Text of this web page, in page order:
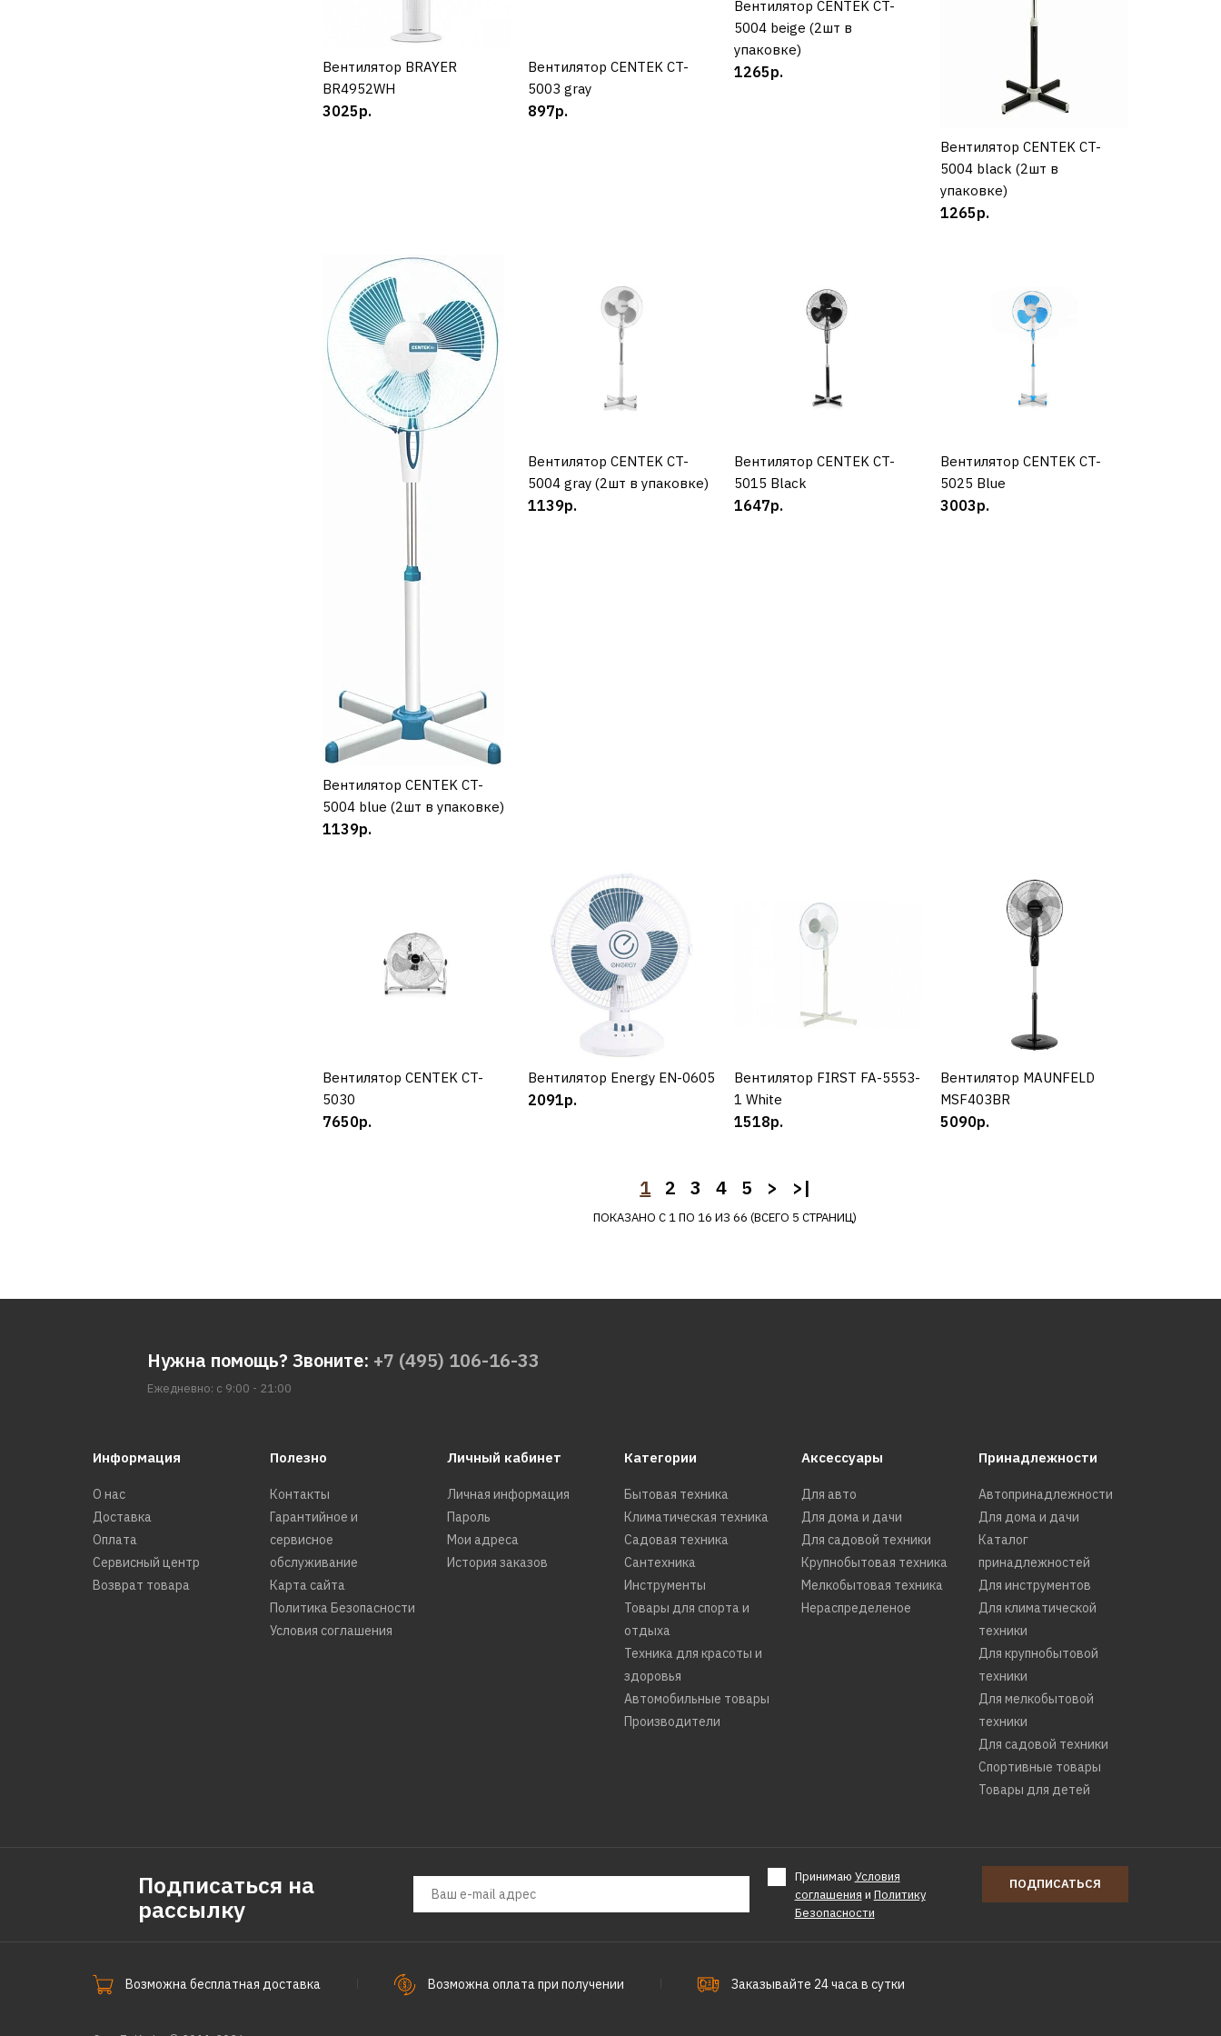
1490р.
КУПИТЬ
ДОБАВИТЬ К СРАВНЕНИЮ
ДОБАВИТЬ В ПОЖЕЛАНИЯ
BR4952WH
ДОБАВИТЬ К СРАВНЕНИЮ
ДОБАВИТЬ В ПОЖЕЛАНИЯ
Вентилятор CENTEK CT-
5003 gray
Вентилятор CENTEK CT-
5004 beige (2шт в
упаковке)
1265р.
Вентилятор CENTEK CT-
упаковке)
КУПИТЬ
Вентилятор BRAYER
BR4952WH
3025р.
КУПИТЬ
Вентилятор CENTEK CT-
5003 gray
897р.
КУПИТЬ
Вентилятор CENTEK CT-
5004 beige (2шт в
упаковке)
1265р.
КУПИТЬ
Вентилятор CENTEK CT-
5004 black (2шт в
упаковке)
1265р.
КУПИТЬ
Вентилятор CENTEK CT-
5004 blue (2шт в упаковке)
1139р.
КУПИТЬ
Вентилятор CENTEK CT-
5004 gray (2шт в упаковке)
1139р.
КУПИТЬ
Вентилятор CENTEK CT-
5015 Black
1647р.
КУПИТЬ
Вентилятор CENTEK CT-
5025 Blue
3003р.
КУПИТЬ
Вентилятор CENTEK CT-
5030
7650р.
КУПИТЬ
Вентилятор Energy EN-0605
2091р.
КУПИТЬ
Вентилятор FIRST FA-5553-
1 White
1518р.
КУПИТЬ
Вентилятор MAUNFELD
MSF403BR
5090р.
1 2 3 4 5 > >|
ПОКАЗАНО С 1 ПО 16 ИЗ 66 (ВСЕГО 5 СТРАНИЦ)
Нужна помощь? Звоните: +7 (495) 106-16-33
Ежедневно: с 9:00 - 21:00
Информация
О нас
Доставка
Оплата
Сервисный центр
Возврат товара
Полезно
Контакты
Гарантийное и
сервисное
обслуживание
Карта сайта
Политика Безопасности
Условия соглашения
Личный кабинет
Личная информация
Пароль
Мои адреса
История заказов
Категории
Бытовая техника
Климатическая техника
Садовая техника
Сантехника
Инструменты
Товары для спорта и
отдыха
Техника для красоты и
здоровья
Автомобильные товары
Производители
Аксессуары
Для авто
Для дома и дачи
Для садовой техники
Крупнобытовая техника
Мелкобытовая техника
Нераспределеное
Принадлежности
Автопринадлежности
Для дома и дачи
Каталог
принадлежностей
Для инструментов
Для климатической
техники
Для крупнобытовой
техники
Для мелкобытовой
техники
Для садовой техники
Спортивные товары
Товары для детей
Подписаться на
рассылку
Принимаю Условия
соглашения и Политику
Безопасности
ПОДПИСАТЬСЯ
Возможна бесплатная доставка Возможна оплата при получении Заказывайте 24 часа в сутки